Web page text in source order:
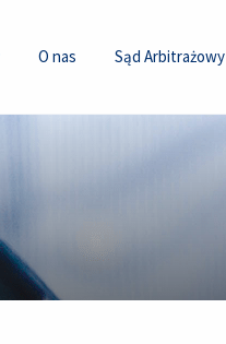
O nas Sąd Arbitrażowy